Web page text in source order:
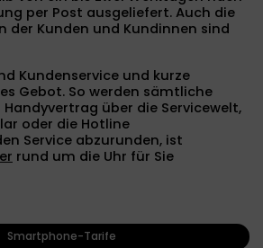
per Post ausgeliefert. Auch die
der Kunden und Kundinnen sind
Kundenservice und kurze
Gebot. So werden sämtliche
über die Servicewelt,
oder die Hotline
Service abzurunden, ist
rund um die Uhr für Sie
Smartphone-Tarife